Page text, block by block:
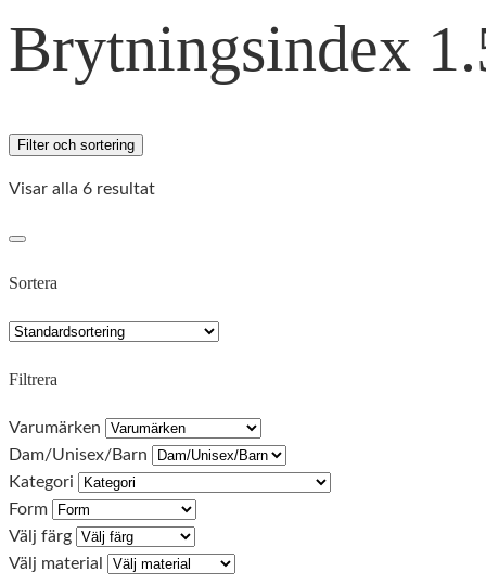
Brytningsindex
Filter och sortering
Visar alla 6 resultat
Sortera
Filtrera
Varumärken
Dam/Unisex/Barn
Kategori
Form
Välj färg
Välj material